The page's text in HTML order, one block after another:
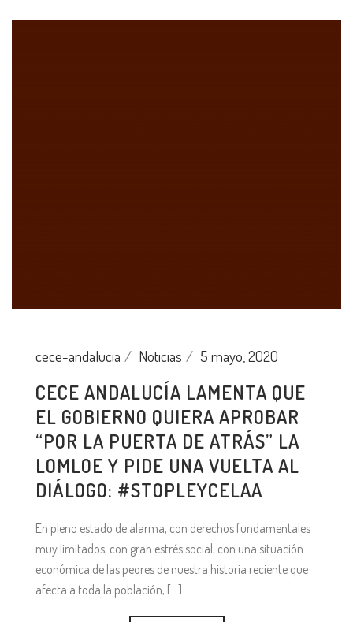
cece-andalucia Noticias 5 mayo, 2020
CECE ANDALUCÍA LAMENTA QUE
EL GOBIERNO QUIERA APROBAR
“POR LA PUERTA DE ATRÁS” LA
LOMLOE Y PIDE UNA VUELTA AL
DIÁLOGO: #STOPLEYCELAA
En pleno estado de alarma, con derechos fundamentales
muy limitados, con gran estrés social, con una situación
económica de las peores de nuestra historia reciente que
afecta a toda la población, [...]